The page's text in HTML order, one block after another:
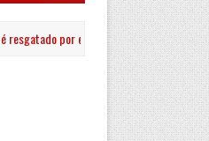
por equipes ambientais no Rio